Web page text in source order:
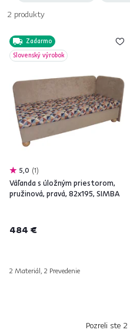
2 produkty
Zadarmo
Slovenský výrobok
5,0 1
Váľanda s úložným priestorom,
pružinová, pravá, 82x195, SIMBA
484 €
2 Materiál, 2 Prevedenie
Pozreli ste 2